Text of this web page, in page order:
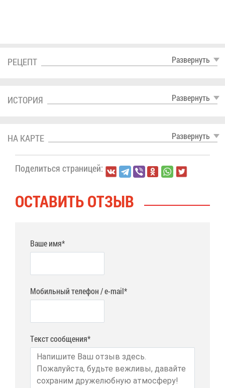
Раз­вер­нуть
РЕ­ЦЕПТ
Раз­вер­нуть
ИС­ТО­РИЯ
Раз­вер­нуть
НА КАР­ТЕ
По­де­лить­ся стра­ни­цей:
ОСТА­ВИТЬ ОТ­ЗЫВ
Ваше имя*
Мобильный телефон / e-mail*
Текст сообщения*